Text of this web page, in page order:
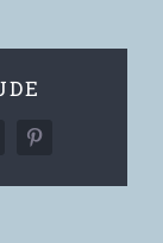
Pinterest